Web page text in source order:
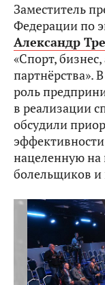
Заместитель
Федерации по
Александр
«Спорт,
партнёрства».
роль
в реализации
обсудили
нацеленную на
болельщиков и